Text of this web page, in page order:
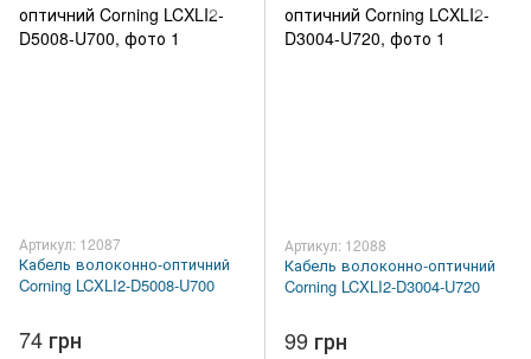
Артикул: 12087
Кабель волоконно-оптичний
Corning LCXLI2-D5008-U700
74 грн
Артикул: 12088
Кабель волоконно-оптичний
Corning LCXLI2-D3004-U720
99 грн